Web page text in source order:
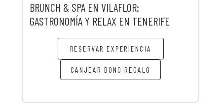
BRUNCH & SPA EN VILAFLOR:
GASTRONOMÍA Y RELAX EN TENERIFE
RESERVAR EXPERIENCIA
CANJEAR BONO REGALO